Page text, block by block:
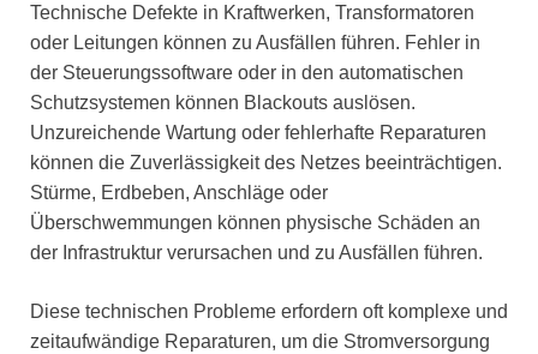
Technische Defekte in Kraftwerken, Transformatoren
oder Leitungen können zu Ausfällen führen. Fehler in
der Steuerungssoftware oder in den automatischen
Schutzsystemen können Blackouts auslösen.
Unzureichende Wartung oder fehlerhafte Reparaturen
können die Zuverlässigkeit des Netzes beeinträchtigen.
Stürme, Erdbeben, Anschläge oder
Überschwemmungen können physische Schäden an
der Infrastruktur verursachen und zu Ausfällen führen.
Diese technischen Probleme erfordern oft komplexe und
zeitaufwändige Reparaturen, um die Stromversorgung